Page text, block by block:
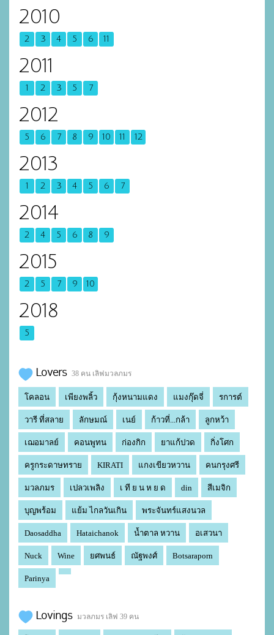
2010
2 3 4 5 6 11
2011
1 2 3 5 7
2012
5 6 7 8 9 10 11 12
2013
1 2 3 4 5 6 7
2014
2 4 5 6 8 9
2015
2 5 7 9 10
2018
5
Lovers 38 คน เลิฟมวลภมร
โคลอน เพียงพลิ้ว กุ้งหนามแดง แมงกุ๊ดจี่ รการต์
วารี ที่สลาย ลักษมณ์ เนย์ ก้าวที่...กล้า ลูกหว้า
เฌอมาลย์ คอนพูทน ก่องกิก ยาแก้ปวด กิ่งโศก
ครูกระดาษทราย KIRATI แกงเขียวหวาน คนกรุงศรี
มวลภมร เปลวเพลิง เ ที ย น ห ย ด din สีเมจิก
บุญพร้อม แย้ม ไกลวันเกิน พระจันทร์แสงนวล
Daosaddha Hataichanok น้ำตาล หวาน อเสวนา
Nuck Wine ยศพนธ์ ณัฐพงศ์ Botsaraporn
Parinya
Lovings มวลภมร เลิฟ 39 คน